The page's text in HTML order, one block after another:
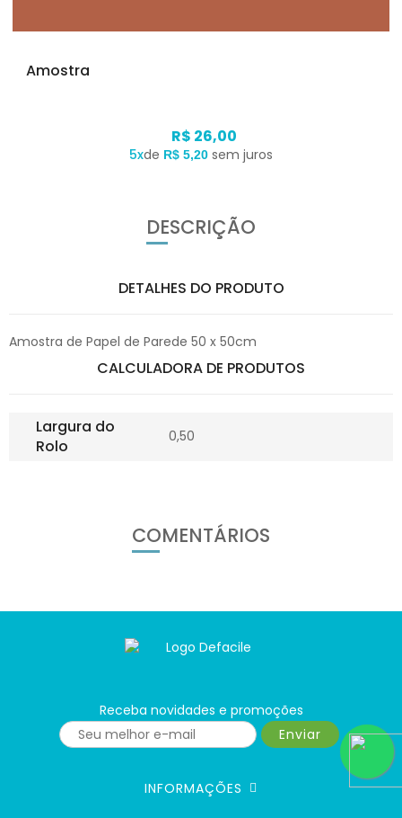
Amostra
R$ 26,00
5xde R$ 5,20 sem juros
DESCRIÇÃO
DETALHES DO PRODUTO
Amostra de Papel de Parede 50 x 50cm
CALCULADORA DE PRODUTOS
Largura do
Rolo
0,50
COMENTÁRIOS
Receba novidades e promoções
Enviar
INFORMAÇÕES